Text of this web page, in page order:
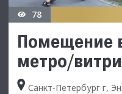
78
Помещение
метро/
Санкт-Петербург г,